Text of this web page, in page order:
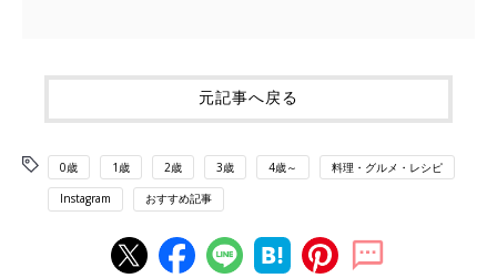
元記事へ戻る
0歳 1歳 2歳 3歳 4歳～ 料理・グルメ・レシピ
Instagram おすすめ記事